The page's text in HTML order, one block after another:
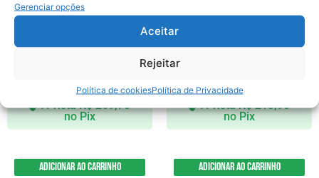
Gerenciar opções
Aceitar
Rejeitar
Política de cookiesPolítica de Privacidade
DESERT M
58,00
À vista R$269,70
no Pix
Adicionar ao carrinho
VERDE ROSSI
À vista R$213,90
no Pix
Adicionar ao carrinho